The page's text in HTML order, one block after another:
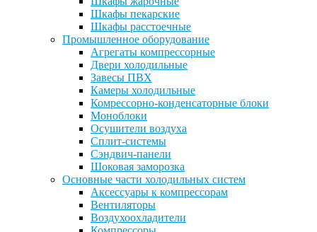
Шкафы пекарские
Шкафы расстоечные
Промышленное оборудование
Агрегаты компрессорные
Двери холодильные
Завесы ПВХ
Камеры холодильные
Комрессорно-конденсаторные блоки
Моноблоки
Осушители воздуха
Сплит-системы
Сэндвич-панели
Шоковая заморозка
Основные части холодильных систем
Аксессуары к компрессорам
Вентиляторы
Воздухоохладители